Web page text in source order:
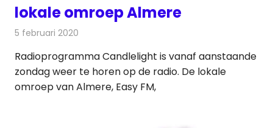
lokale omroep Almere
5 februari 2020
Radioprogramma Candlelight is vanaf aanstaande
zondag weer te horen op de radio. De lokale
omroep van Almere, Easy FM,